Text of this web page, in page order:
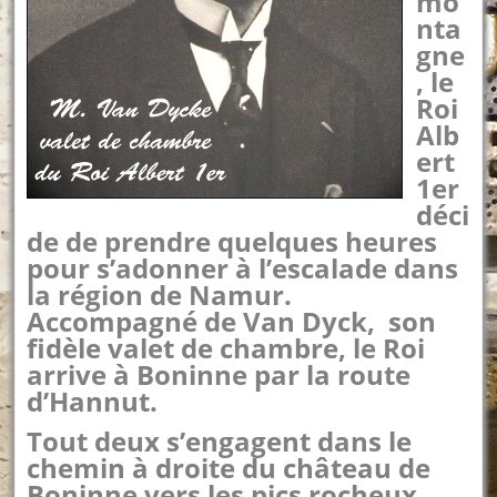
nta
gne
, le
Roi
Alb
ert
1er
déci
de de prendre quelques heures
pour s’adonner à l’escalade dans
la région de Namur.
Accompagné de Van Dyck, son
fidèle valet de chambre, le Roi
arrive à Boninne par la route
d’Hannut.
Tout deux s’engagent dans le
chemin à droite du château de